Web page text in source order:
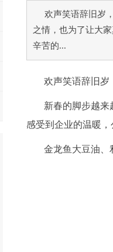
欢声笑语辞旧岁
之情，也为了让大
辛苦的...
欢声笑语辞旧岁
新春的脚步越来
感受到企业的温暖
金龙鱼大豆油、